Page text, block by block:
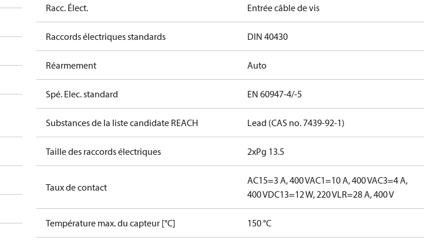
Racc. Élect. Entrée câble de vis
Raccords électriques standards DIN 40430
Réarmement Auto
Spé. Elec. standard EN 60947-4/-5
Substances de la liste candidate REACH Lead (CAS no. 7439-92-1)
Taille des raccords électriques 2xPg 13.5
Taux de contact
AC15=3 A, 400 VAC1=10 A, 400 VAC3=4 A,
400 VDC13=12 W, 220 VLR=28 A, 400 V
Température max. du capteur [°C] 150 °C